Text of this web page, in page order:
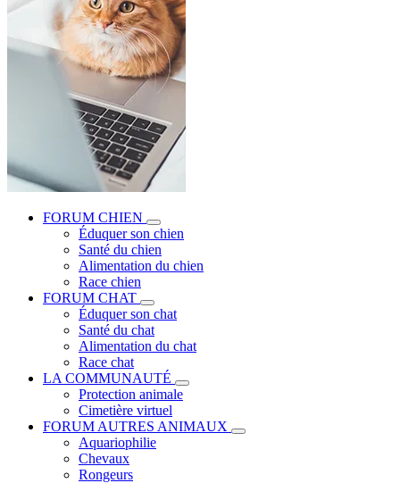
FORUM CHIEN
Éduquer son chien
Santé du chien
Alimentation du chien
Race chien
FORUM CHAT
Éduquer son chat
Santé du chat
Alimentation du chat
Race chat
LA COMMUNAUTÉ
Protection animale
Cimetière virtuel
FORUM AUTRES ANIMAUX
Aquariophilie
Chevaux
Rongeurs